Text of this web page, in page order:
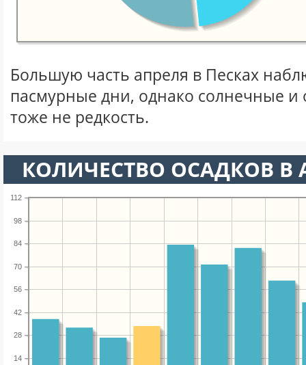
Большую часть апреля в Песках
пасмурные дни, однако солнечные
тоже не редкость.
КОЛИЧЕСТВО ОСАДКОВ В
14
28
42
56
70
84
98
112